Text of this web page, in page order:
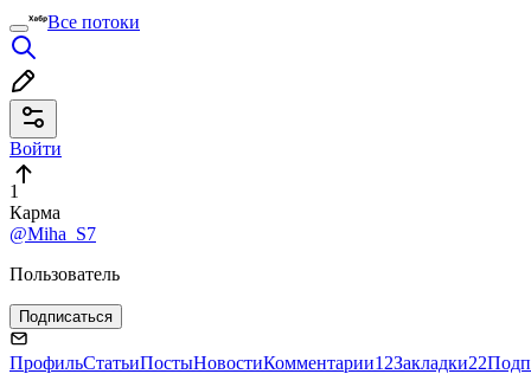
Все потоки
Войти
1
Карма
@Miha_S7
Пользователь
Подписаться
ПрофильСтатьиПостыНовостиКомментарии12Закладки22